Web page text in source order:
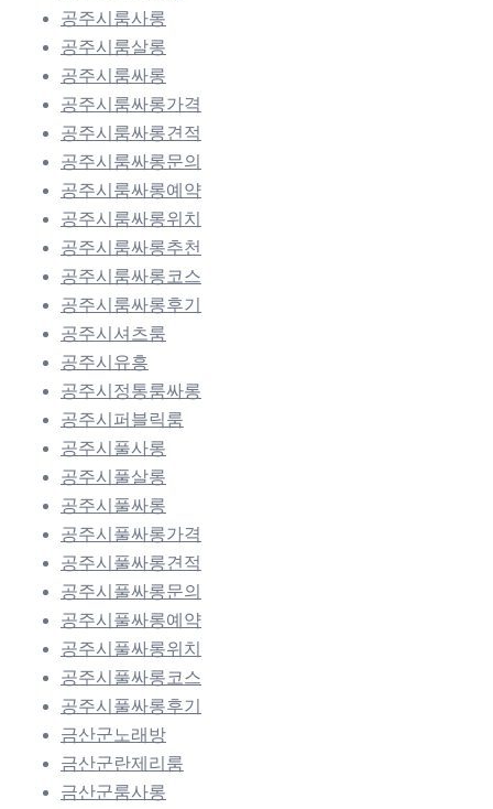
공주시룸사롱
공주시룸살롱
공주시룸싸롱
공주시룸싸롱가격
공주시룸싸롱견적
공주시룸싸롱문의
공주시룸싸롱예약
공주시룸싸롱위치
공주시룸싸롱추천
공주시룸싸롱코스
공주시룸싸롱후기
공주시셔츠룸
공주시유흥
공주시정통룸싸롱
공주시퍼블릭룸
공주시풀사롱
공주시풀살롱
공주시풀싸롱
공주시풀싸롱가격
공주시풀싸롱견적
공주시풀싸롱문의
공주시풀싸롱예약
공주시풀싸롱위치
공주시풀싸롱코스
공주시풀싸롱후기
금산군노래방
금산군란제리룸
금산군룸사롱